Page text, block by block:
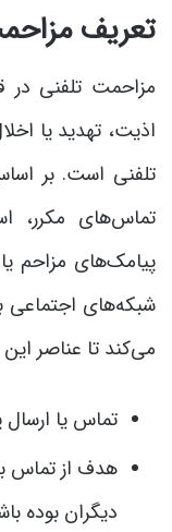
تعریف
مزاحمت تلفنی در
اذیت، تهدید یا
تلفنی است. بر
تماس‌های مکرر،
پیامک‌های مزاحم
شبکه‌های اجتماعی
می‌کند تا عناصر
تماس یا
هدف از تماس
دیگران بوده